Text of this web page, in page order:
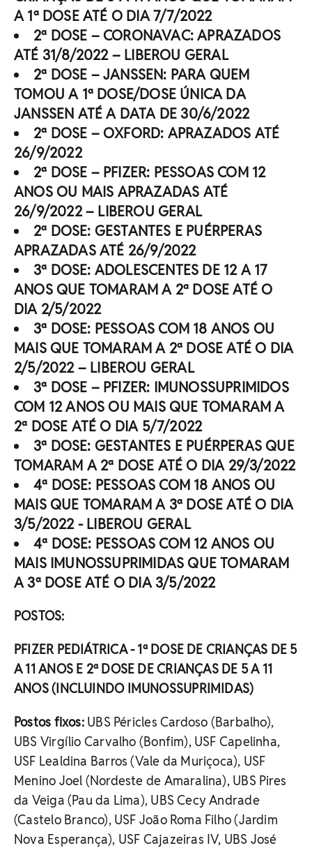
A 1ª DOSE ATÉ O DIA 7/7/2022
2ª DOSE – CORONAVAC: APRAZADOS
ATÉ 31/8/2022 – LIBEROU GERAL
2ª DOSE – JANSSEN: PARA QUEM
TOMOU A 1ª DOSE/DOSE ÚNICA DA
JANSSEN ATÉ A DATA DE 30/6/2022
2ª DOSE – OXFORD: APRAZADOS ATÉ
26/9/2022
2ª DOSE – PFIZER: PESSOAS COM 12
ANOS OU MAIS APRAZADAS ATÉ
26/9/2022 – LIBEROU GERAL
2ª DOSE: GESTANTES E PUÉRPERAS
APRAZADAS ATÉ 26/9/2022
3ª DOSE: ADOLESCENTES DE 12 A 17
ANOS QUE TOMARAM A 2ª DOSE ATÉ O
DIA 2/5/2022
3ª DOSE: PESSOAS COM 18 ANOS OU
MAIS QUE TOMARAM A 2ª DOSE ATÉ O DIA
2/5/2022 – LIBEROU GERAL
3ª DOSE – PFIZER: IMUNOSSUPRIMIDOS
COM 12 ANOS OU MAIS QUE TOMARAM A
2ª DOSE ATÉ O DIA 5/7/2022
3ª DOSE: GESTANTES E PUÉRPERAS QUE
TOMARAM A 2ª DOSE ATÉ O DIA 29/3/2022
4ª DOSE: PESSOAS COM 18 ANOS OU
MAIS QUE TOMARAM A 3ª DOSE ATÉ O DIA
3/5/2022 - LIBEROU GERAL
4ª DOSE: PESSOAS COM 12 ANOS OU
MAIS IMUNOSSUPRIMIDAS QUE TOMARAM
A 3ª DOSE ATÉ O DIA 3/5/2022
POSTOS:
PFIZER PEDIÁTRICA - 1ª DOSE DE CRIANÇAS DE 5
A 11 ANOS E 2ª DOSE DE CRIANÇAS DE 5 A 11
ANOS (INCLUINDO IMUNOSSUPRIMIDAS)
Postos fixos:UBS Péricles Cardoso (Barbalho),
UBS Virgílio Carvalho (Bonfim), USF Capelinha,
USF Lealdina Barros (Vale da Muriçoca), USF
Menino Joel (Nordeste de Amaralina), UBS Pires
da Veiga (Pau da Lima), UBS Cecy Andrade
(Castelo Branco), USF João Roma Filho (Jardim
Nova Esperança), USF Cajazeiras IV, UBS José